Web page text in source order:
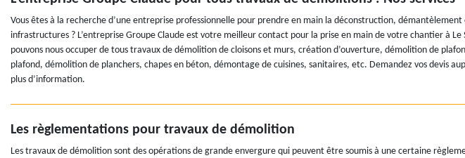
Vous êtes à la recherche d’une entreprise professionnelle pour prendre en main la déconstruction,
infrastructures ? L’entreprise Groupe Claude est votre meilleur contact pour la prise en main de votre chantier à Le
pouvons nous occuper de tous travaux de démolition de cloisons et murs, création d’ouverture, démolition de
plafond, démolition de planchers, chapes en béton, démontage de cuisines, sanitaires, etc. Demandez vos devis
plus d’information.
Les règlementations pour travaux de démolition
Les travaux de démolition sont des opérations de grande envergure qui peuvent être soumis à une certaine